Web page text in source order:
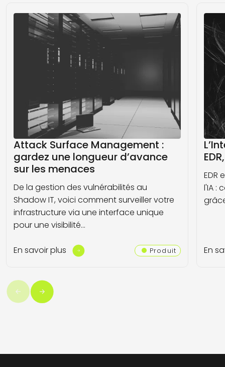
Attack Surface Management :
gardez une longueur d’avance
sur les menaces
De la gestion des vulnérabilités au
Shadow IT, voici comment surveiller votre
infrastructure via une interface unique
pour une visibilité…
En savoir plus Produit
EDR
l'IA :
En